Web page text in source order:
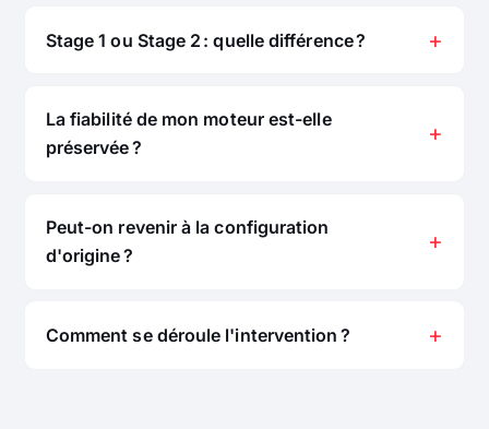
Stage 1 ou Stage 2 : quelle différence ?
La fiabilité de mon moteur est-elle
préservée ?
Peut-on revenir à la configuration
d'origine ?
Comment se déroule l'intervention ?